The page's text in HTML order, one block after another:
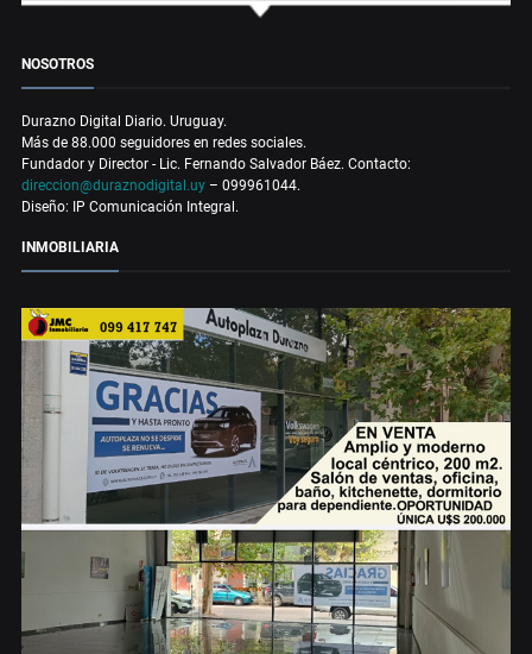
NOSOTROS
Durazno Digital Diario. Uruguay.
Más de 88.000 seguidores en redes sociales.
Fundador y Director - Lic. Fernando Salvador Báez. Contacto:
direccion@duraznodigital.uy – 099961044.
Diseño: IP Comunicación Integral.
INMOBILIARIA